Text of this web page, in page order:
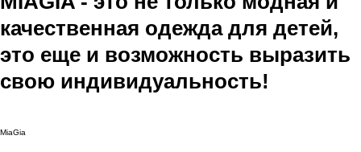
качественная одежда для детей,
это еще и возможность выразить
свою индивидуальность!
MiaGia